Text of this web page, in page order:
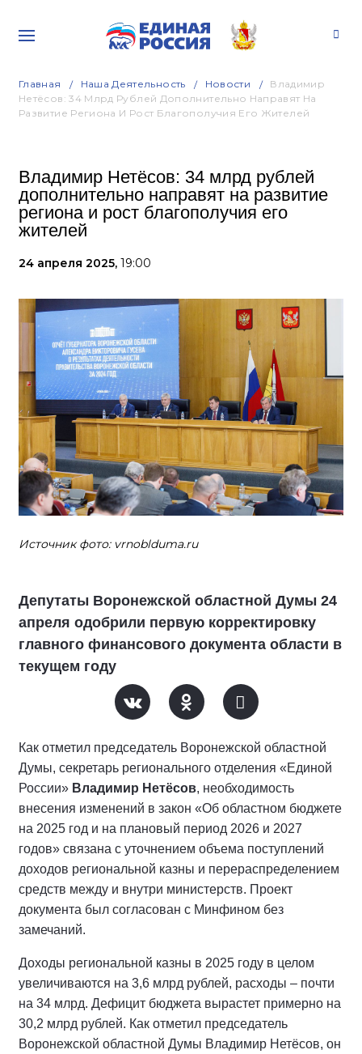
Главная Наша Деятельность Новости
Владимир
Нетёсов: 34 Млрд Рублей Дополнительно Направят На
Развитие Региона И Рост Благополучия Его Жителей
Владимир Нетёсов: 34 млрд рублей
дополнительно направят на развитие
региона и рост благополучия его
жителей
24 апреля 2025, 19:00
Источник фото: vrnoblduma.ru
Депутаты Воронежской областной Думы 24
апреля одобрили первую корректировку
главного финансового документа области в
текущем году
Как отметил председатель Воронежской областной
Думы, секретарь регионального отделения «Единой
России» Владимир Нетёсов, необходимость
внесения изменений в закон «Об областном бюджете
на 2025 год и на плановый период 2026 и 2027
годов» связана с уточнением объема поступлений
доходов региональной казны и перераспределением
средств между и внутри министерств. Проект
документа был согласован с Минфином без
замечаний.
Доходы региональной казны в 2025 году в целом
увеличиваются на 3,6 млрд рублей, расходы – почти
на 34 млрд. Дефицит бюджета вырастет примерно на
30,2 млрд рублей. Как отметил председатель
Воронежской областной Думы Владимир Нетёсов, он